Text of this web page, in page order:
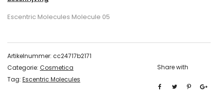
Escentric Molecules Molecule 05
Artikelnummer: cc24717b2171
Categorie: Cosmetica
Tag: Escentric Molecules
Share with